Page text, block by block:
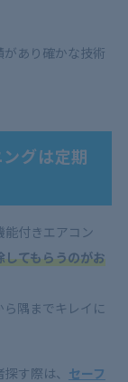
あり確かな技術
グは定期
能付きエアコン
てもらうのがお
隅までキレイに
す際は、 セーフ